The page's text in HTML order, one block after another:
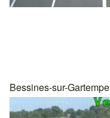
Bessines-sur-Gartempe